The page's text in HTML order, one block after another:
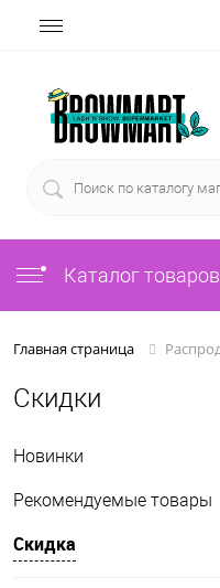
Каталог товаров
Главная страница
Скидки
Новинки
Рекомендуемые товары
Скидка